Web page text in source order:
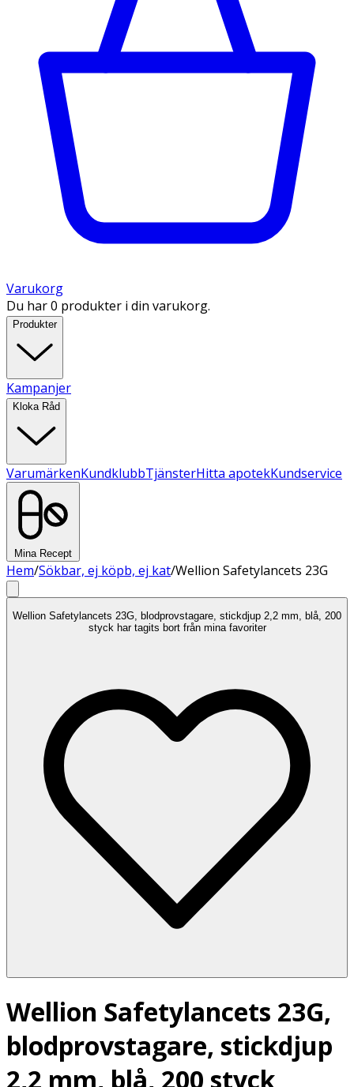
Varukorg
Du har 0 produkter i din varukorg.
Produkter
Kampanjer
Kloka Råd
VarumärkenKundklubbTjänsterHitta apotekKundservice
Mina Recept
Hem/Sökbar, ej köpb, ej kat/Wellion Safetylancets 23G
Wellion Safetylancets 23G, blodprovstagare, stickdjup 2,2 mm, blå, 200
styck har tagits bort från mina favoriter
Wellion Safetylancets 23G,
blodprovstagare, stickdjup
2,2 mm, blå, 200 styck